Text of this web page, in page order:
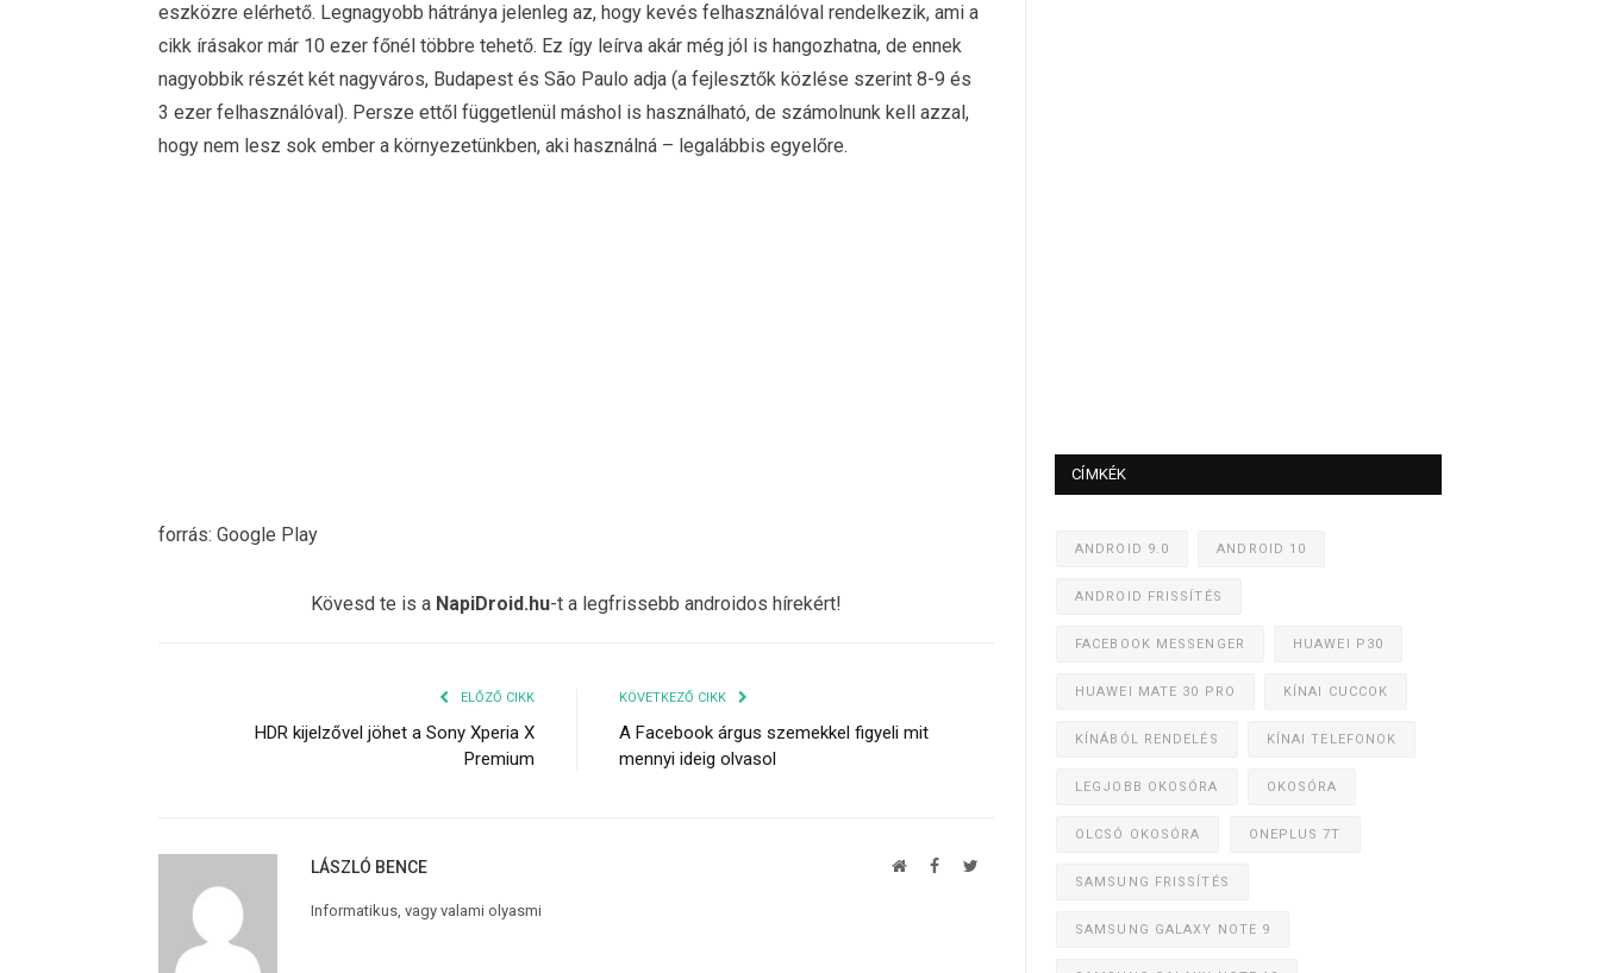
eszközre elérhető. Legnagyobb hátránya jelenleg az, hogy kevés felhasználóval rendelkezik, ami a
cikk írásakor már 10 ezer főnél többre tehető. Ez így leírva akár még jól is hangozhatna, de ennek
nagyobbik részét két nagyváros, Budapest és São Paulo adja (a fejlesztők közlése szerint 8-9 és
3 ezer felhasználóval). Persze ettől függetlenül máshol is használható, de számolnunk kell azzal,
hogy nem lesz sok ember a környezetünkben, aki használná – legalábbis egyelőre.
forrás: Google Play
Kövesd te is a NapiDroid.hu-t a legfrissebb androidos hírekért!
ELŐZŐ CIKK
HDR kijelzővel jöhet a Sony Xperia X
Premium
KÖVETKEZŐ CIKK
A Facebook árgus szemekkel figyeli mit
mennyi ideig olvasol
LÁSZLÓ BENCE WebsiteFacebookTwitter
Informatikus, vagy valami olyasmi
CÍMKÉK
ANDROID 9.0 ANDROID 10
ANDROID FRISSÍTÉS
FACEBOOK MESSENGER HUAWEI P30
HUAWEI MATE 30 PRO KÍNAI CUCCOK
KÍNÁBÓL RENDELÉS KÍNAI TELEFONOK
LEGJOBB OKOSÓRA OKOSÓRA
OLCSÓ OKOSÓRA ONEPLUS 7T
SAMSUNG FRISSÍTÉS
SAMSUNG GALAXY NOTE 9